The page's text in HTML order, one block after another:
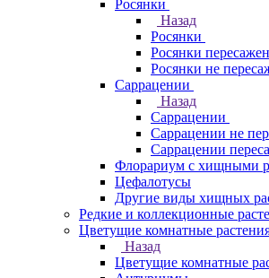
Росянки
Назад
Росянки
Росянки
Росянки не
Саррацении
Назад
Саррацении
Саррацении не
Саррацении
Флорариум с хищными
Цефалотусы
Другие виды хищных
Редкие и коллекционные
Цветущие комнатные
Назад
Цветущие комнатные